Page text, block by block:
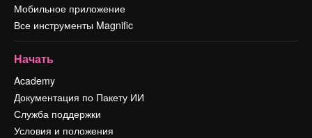
Мобильное приложение
Все инструменты Magnific
Начать
Academy
Документация по Пакету ИИ
Служба поддержки
Условия и положения